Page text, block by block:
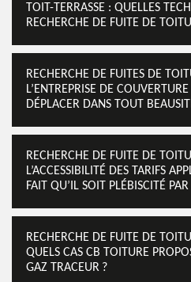
TOIT-TERRASSE : QUELLES
RECHERCHE DE FUITE DE
RECHERCHE DE FUITES DE
L’ENTREPRISE DE
DÉPLACER DANS TOUT
RECHERCHE DE FUITE DE
L’ACCESSIBILITÉ DES TARIFS
FAIT QU’IL SOIT PLÉBISCITÉ
RECHERCHE DE FUITE DE
QUELS CAS CB TOITURE
GAZ TRACEUR ?